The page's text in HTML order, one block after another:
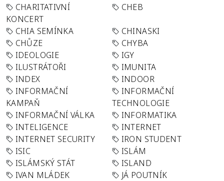
CHARITATIVNÍ
KONCERT
CHEB
CHIA SEMÍNKA
CHINASKI
CHŮZE
CHYBA
IDEOLOGIE
IGY
ILUSTRÁTOŘI
IMUNITA
INDEX
INDOOR
INFORMAČNÍ
KAMPAŇ
INFORMAČNÍ
TECHNOLOGIE
INFORMAČNÍ VÁLKA
INFORMATIKA
INTELIGENCE
INTERNET
INTERNET SECURITY
IRON STUDENT
ISIC
ISLÁM
ISLÁMSKÝ STÁT
ISLAND
IVAN MLÁDEK
JÁ POUTNÍK